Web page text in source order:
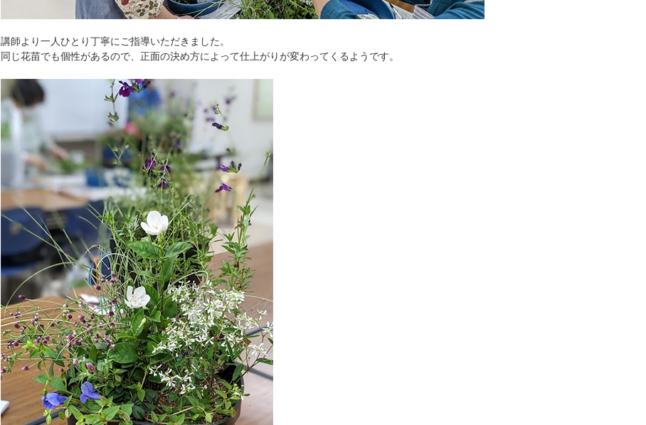
講師より一人ひとり丁寧にご指導いただきました。
同じ花苗でも個性があるので、正面の決め方によって仕上がりが変わってくるようです。